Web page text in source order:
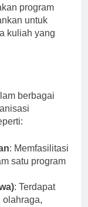
program
untuk
kuliah yang
berbagai
: Memfasilitasi
satu program
: Terdapat
olahraga,